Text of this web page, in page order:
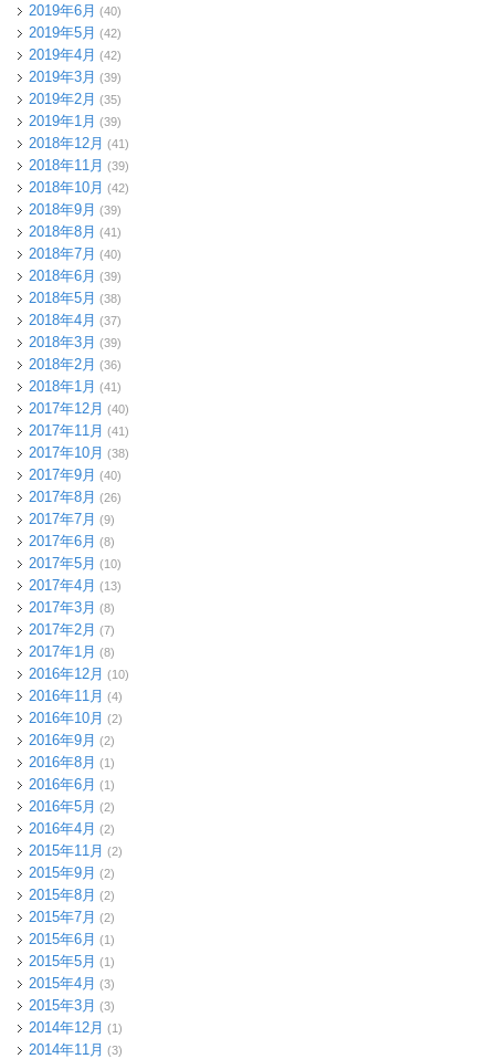
2019年6月 (40)
2019年5月 (42)
2019年4月 (42)
2019年3月 (39)
2019年2月 (35)
2019年1月 (39)
2018年12月 (41)
2018年11月 (39)
2018年10月 (42)
2018年9月 (39)
2018年8月 (41)
2018年7月 (40)
2018年6月 (39)
2018年5月 (38)
2018年4月 (37)
2018年3月 (39)
2018年2月 (36)
2018年1月 (41)
2017年12月 (40)
2017年11月 (41)
2017年10月 (38)
2017年9月 (40)
2017年8月 (26)
2017年7月 (9)
2017年6月 (8)
2017年5月 (10)
2017年4月 (13)
2017年3月 (8)
2017年2月 (7)
2017年1月 (8)
2016年12月 (10)
2016年11月 (4)
2016年10月 (2)
2016年9月 (2)
2016年8月 (1)
2016年6月 (1)
2016年5月 (2)
2016年4月 (2)
2015年11月 (2)
2015年9月 (2)
2015年8月 (2)
2015年7月 (2)
2015年6月 (1)
2015年5月 (1)
2015年4月 (3)
2015年3月 (3)
2014年12月 (1)
2014年11月 (3)